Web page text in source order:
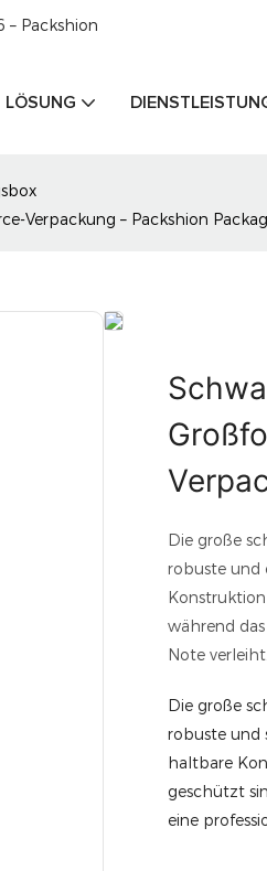
Packshion
LÖSUNG
Verpackung – Packshion
Die große
robuste und
während
Note verleiht.
Die große
robuste und
haltbare
geschützt
eine